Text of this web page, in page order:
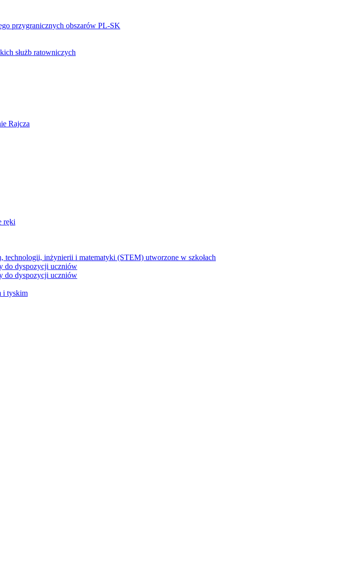
przygranicznych obszarów PL-SK
służb ratowniczych
Rajcza
ręki
inżynierii i matematyki (STEM) utworzone w szkołach
do dyspozycji uczniów
do dyspozycji uczniów
i tyskim